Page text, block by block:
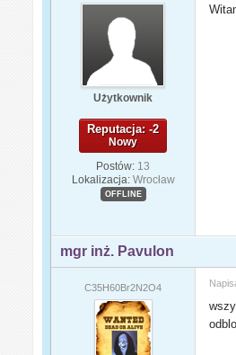
Użytkownik
Reputacja: -2
Nowy
Postów: 13
Lokalizacja: Wrocław
OFFLINE
mgr inż. Pavulon
C35H60Br2N2O4